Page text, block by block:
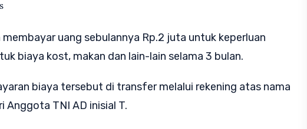
uang sebulannya Rp.2 juta untuk keperluan
biaya kost, makan dan lain-lain selama 3 bulan.
biaya tersebut di transfer melalui rekening atas nama
Anggota TNI AD inisial T.